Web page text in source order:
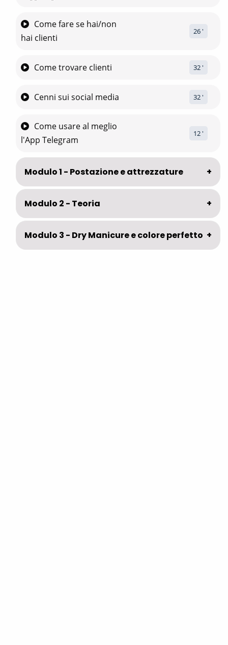
Come fare se hai/non
hai clienti
26 '
Come trovare clienti 32 '
Cenni sui social media 32 '
Come usare al meglio
l'App Telegram
12 '
Modulo 1 - Postazione e attrezzature
Modulo 2 - Teoria
Modulo 3 - Dry Manicure e colore perfetto